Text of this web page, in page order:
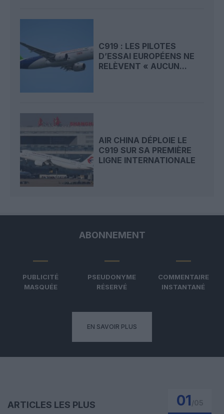
C919 : LES PILOTES
D’ESSAI EUROPÉENS NE
RELÈVENT « AUCUN...
AIR CHINA DÉPLOIE LE
C919 SUR SA PREMIÈRE
LIGNE INTERNATIONALE
ABONNEMENT
PUBLICITÉ
MASQUÉE
PSEUDONYME
RÉSERVÉ
COMMENTAIRE
INSTANTANÉ
EN SAVOIR PLUS
ARTICLES LES PLUS
01